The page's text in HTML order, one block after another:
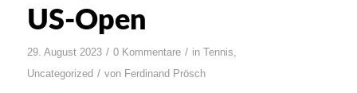
US-Open
29. August 2023 / 0 Kommentare / in Tennis,
Uncategorized / von Ferdinand Prösch